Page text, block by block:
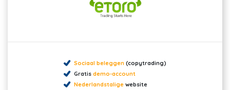
Sociaal beleggen (copytrading)
Gratis demo-account
Nederlandstalige website